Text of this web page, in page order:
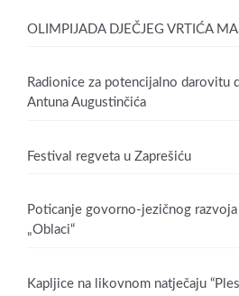
OLIMPIJADA DJEČJEG VRTIĆA
Radionice za potencijalno darovitu
Antuna Augustinčića
Festival regveta u Zaprešiću
Poticanje govorno-jezičnog
„Oblaci“
Kapljice na likovnom natječaju